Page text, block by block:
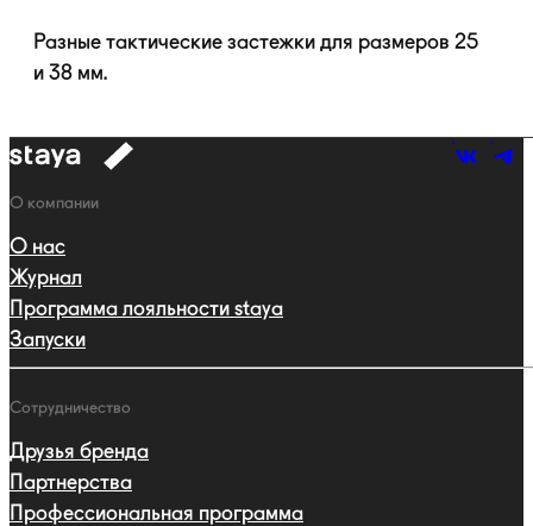
Разные тактические застежки для размеров 25
и 38 мм.
к
Навигация
О компании
О нас
Журнал
Программа лояльности staya
Запуски
Сотрудничество
Друзья бренда
Партнерства
Профессиональная программа